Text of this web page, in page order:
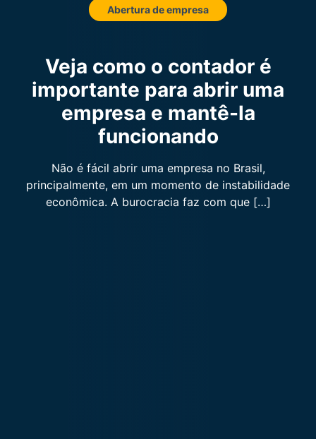
Abertura de empresa
Veja como o contador é
importante para abrir uma
empresa e mantê-la
funcionando
Não é fácil abrir uma empresa no Brasil,
principalmente, em um momento de instabilidade
econômica. A burocracia faz com que […]